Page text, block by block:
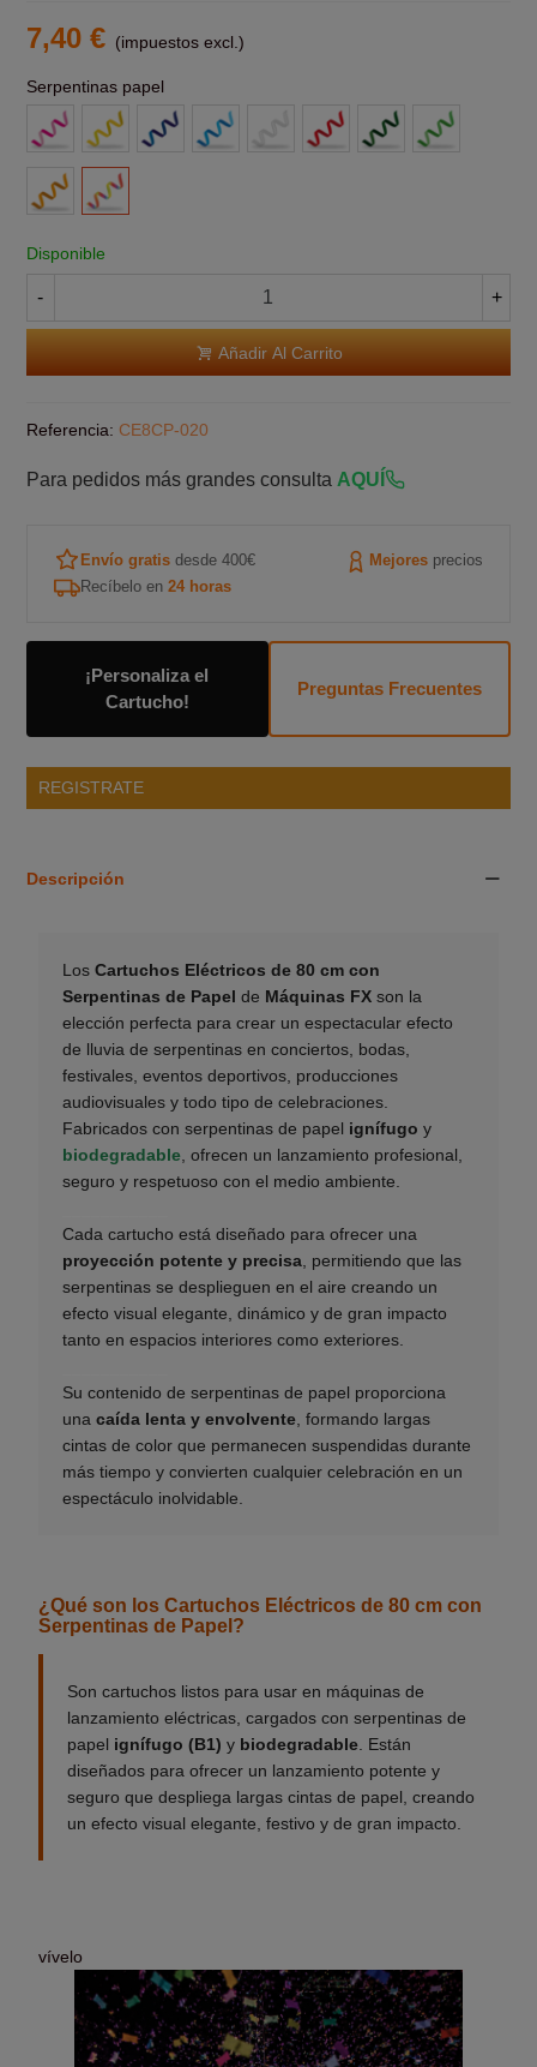
7,40 € (impuestos excl.)
Serpentinas papel
Rosa
Amarillas Azul
Azul
Claro
Roja Verde
Verde
Claro
Naranja
Multicolor
Disponible
- +
Añadir Al Carrito
Referencia: CE8CP-020
Para pedidos más grandes consulta AQUÍ
Envío gratisdesde 400€ Mejores precios
Recíbelo en 24 horas
¡Personaliza el
Cartucho!
Preguntas Frecuentes
REGISTRATE
Descripción
Los Cartuchos Eléctricos de 80 cm con
Serpentinas de Papel de Máquinas FXson la
elección perfecta para crear un espectacular efecto
de lluvia de serpentinas en conciertos, bodas,
festivales, eventos deportivos, producciones
audiovisuales y todo tipo de celebraciones.
Fabricados con serpentinas de papel ignífugo y
biodegradable, ofrecen un lanzamiento profesional,
seguro y respetuoso con el medio ambiente.
Cada cartucho está diseñado para ofrecer una
proyección potente y precisa, permitiendo que las
serpentinas se desplieguen en el aire creando un
efecto visual elegante, dinámico y de gran impacto
tanto en espacios interiores como exteriores.
Su contenido de serpentinas de papel proporciona
una caída lenta y envolvente, formando largas
cintas de color que permanecen suspendidas durante
más tiempo y convierten cualquier celebración en un
espectáculo inolvidable.
¿Qué son los Cartuchos Eléctricos de 80 cm con
Serpentinas de Papel?
Son cartuchos listos para usar en máquinas de
lanzamiento eléctricas, cargados con serpentinas de
papel ignífugo (B1) y biodegradable. Están
diseñados para ofrecer un lanzamiento potente y
seguro que despliega largas cintas de papel, creando
un efecto visual elegante, festivo y de gran impacto.
vívelo